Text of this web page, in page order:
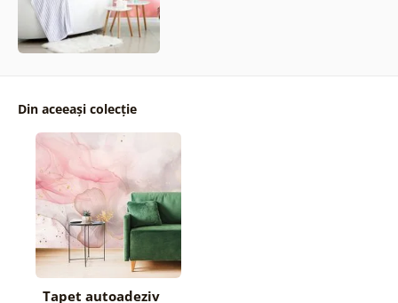
Din aceeași colecție
Tapet autoadeziv